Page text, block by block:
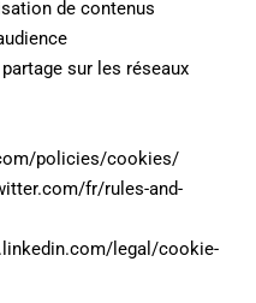
de contenus
sur les réseaux
policies/cookies/
fr/rules-and-
legal/cookie-